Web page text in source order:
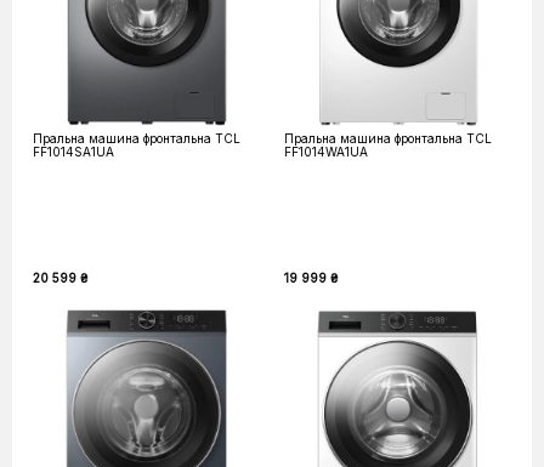
Пральна машина фронтальна TCL
FF1014SA1UA
20 599 ₴
Пральна машина фронтальна TCL
FF1014WA1UA
19 999 ₴